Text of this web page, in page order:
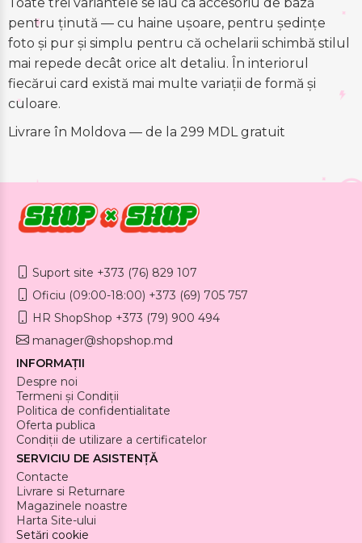
pentru ținută — cu haine ușoare, pentru ședințe
foto și pur și simplu pentru că ochelarii schimbă stilul
mai repede decât orice alt detaliu. În interiorul
fiecărui card există mai multe variații de formă și
culoare.
Livrare în Moldova — de la 299 MDL gratuit
Suport site +373 (76) 829 107
Oficiu (09:00-18:00) +373 (69) 705 757
HR ShopShop +373 (79) 900 494
manager@shopshop.md
INFORMAȚII
Despre noi
Termeni și Condiții
Politica de confidentialitate
Oferta publica
Condiții de utilizare a certificatelor
SERVICIU DE ASISTENȚĂ
Contacte
Livrare si Returnare
Magazinele noastre
Harta Site-ului
Setări cookie